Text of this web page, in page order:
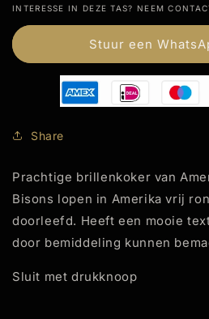
INTERESSE IN DEZE TAS? NEEM
Stuur een
Share
Prachtige brillenkoker van
Bisons lopen in Amerika vrij
doorleefd. Heeft een mooie
door bemiddeling kunnen
Sluit met drukknoop